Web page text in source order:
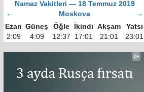
Namaz Vakitleri — 18 Temmuz 2019
←
Moskova
→
Ezan Güneş Öğle İkindi Akşam
Yatsı
2:09
4:09 12:37 17:01 21:01 23:01